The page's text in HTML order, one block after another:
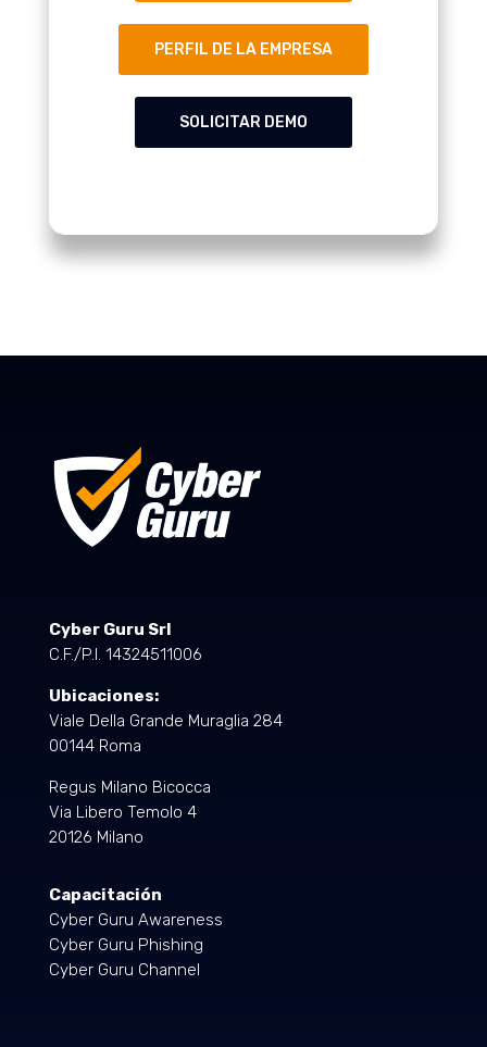
PERFIL DE LA EMPRESA
SOLICITAR DEMO
Cyber Guru Srl
C.F./P.I. 14324511006
Ubicaciones:
Viale Della Grande Muraglia 284
00144 Roma
Regus Milano Bicocca
Via Libero Temolo 4
20126 Milano
Capacitación
Cyber Guru Awareness
Cyber Guru Phishing
Cyber Guru Channel